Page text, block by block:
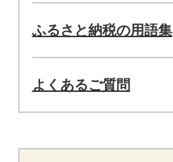
ふるさと納税の用語集
よくあるご質問